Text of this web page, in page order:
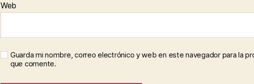
Web
Guarda mi nombre, correo electrónico y web en este navegador para la
que comente.